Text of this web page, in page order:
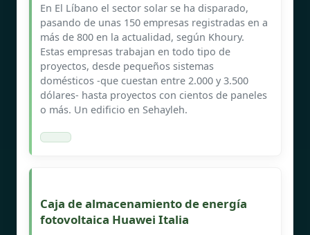
En El Líbano el sector solar se ha disparado,
pasando de unas 150 empresas registradas en a
más de 800 en la actualidad, según Khoury.
Estas empresas trabajan en todo tipo de
proyectos, desde pequeños sistemas
domésticos -que cuestan entre 2.000 y 3.500
dólares- hasta proyectos con cientos de paneles
o más. Un edificio en Sehayleh.
Caja de almacenamiento de energía
fotovoltaica Huawei Italia